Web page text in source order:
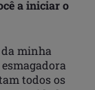
a iniciar o
minha
todos os